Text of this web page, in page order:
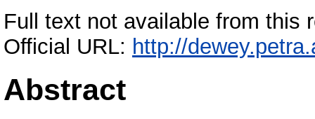
Full text not available from this
Official URL: http://
Abstract